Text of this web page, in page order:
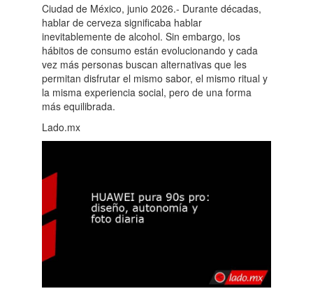
Ciudad de México, junio 2026.- Durante décadas,
hablar de cerveza significaba hablar
inevitablemente de alcohol. Sin embargo, los
hábitos de consumo están evolucionando y cada
vez más personas buscan alternativas que les
permitan disfrutar el mismo sabor, el mismo ritual y
la misma experiencia social, pero de una forma
más equilibrada.
Lado.mx